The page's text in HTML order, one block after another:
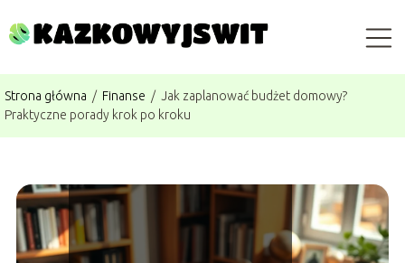
Strona główna / Finanse / Jak zaplanować budżet domowy?
Praktyczne porady krok po kroku